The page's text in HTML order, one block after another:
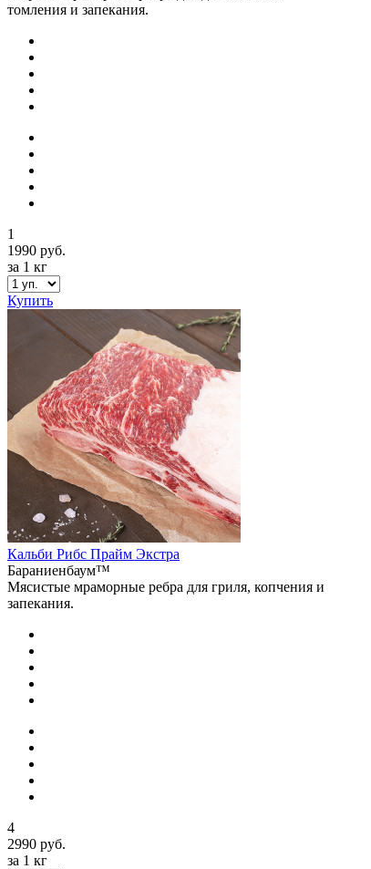
томления и запекания.
1
1990 руб.
за 1 кг
Купить
Кальби Рибс Прайм Экстра
Бараниенбаум™
Мясистые мраморные ребра для гриля, копчения и
запекания.
4
2990 руб.
за 1 кг